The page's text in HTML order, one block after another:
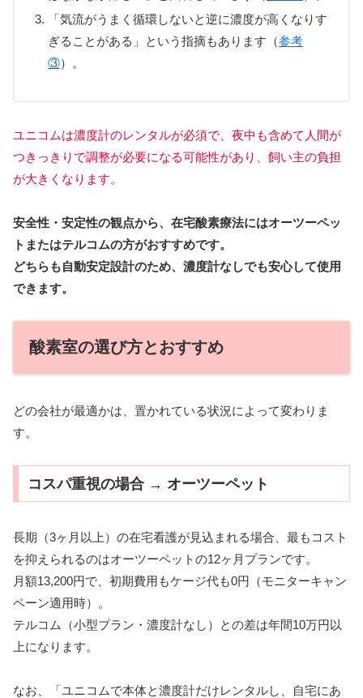
「気流がうまく循環しないと逆に濃度が高くなりす
ぎることがある」という指摘もあります（参考
③）。
ユニコムは濃度計のレンタルが必須で、夜中も含めて人間が
つきっきりで調整が必要になる可能性があり、飼い主の負担
が大きくなります。
安全性・安定性の観点から、在宅酸素療法にはオーツーペッ
トまたはテルコムの方がおすすめです。
どちらも自動安定設計のため、濃度計なしでも安心して使用
できます。
酸素室の選び方とおすすめ
どの会社が最適かは、置かれている状況によって変わりま
す。
コスパ重視の場合 → オーツーペット
長期（3ヶ月以上）の在宅看護が見込まれる場合、最もコスト
を抑えられるのはオーツーペットの12ヶ月プランです。
月額13,200円で、初期費用もケージ代も0円（モニターキャン
ペーン適用時）。
テルコム（小型プラン・濃度計なし）との差は年間10万円以
上になります。
なお、「ユニコムで本体と濃度計だけレンタルし、自宅にあ